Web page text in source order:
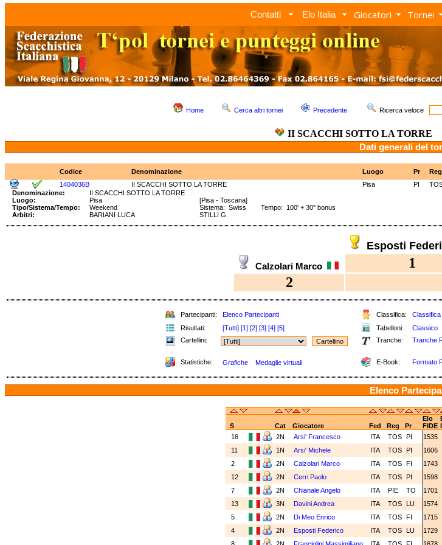
Contatti Elo Italia Giocatori Tornei
Home Cerca altri tornei Precedente Ricerca veloce
II SCACCHI SOTTO LA TORRE
Dati generali del
Codice Denominazione Luogo Pr Reg
1404036B
II SCACCHI SOTTO LA TORRE Pisa PI
Denominazione:
II SCACCHI SOTTO LA TORRE
Luogo:
Pisa
[Pisa - Toscana]
Tipo/Sistema/Tempo:
Weekend
Sistema: Swiss Tempo: 100' + 30'' bonus
Arbitri:
BARIANI LUCA STILLI G.
Esposti
Calzolari Marco 1
2
Partecipanti: Elenco Partecipanti Classifica: Classifica
Risultati:
[Tutti] [1] [2] [3] [4] [5] Tabelloni: Classico
Cartellini:
Tranche: Tranche
Statistiche: Grafiche Medaglie virtuali E-Book: Formato
Elenco
Elo
S
Cat Giocatore Fed Reg Pr FIDE
16
2N Arsi' Francesco ITA TOS PI 1535
11
1N Arsi' Michele ITA TOS PI 1606
2
2N Calzolari Marco ITA TOS FI 1743
12
2N Cerri Paolo ITA TOS PI 1598
7
2N Chianale Angelo ITA PIE TO 1701
13
3N Davini Andrea ITA TOS LU 1574
5
2N Di Meo Enrico ITA TOS FI 1715
4
2N Esposti Federico ITA TOS LU 1729